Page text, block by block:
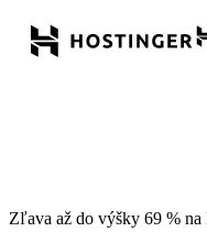
Zľava až do výšky 69 % na